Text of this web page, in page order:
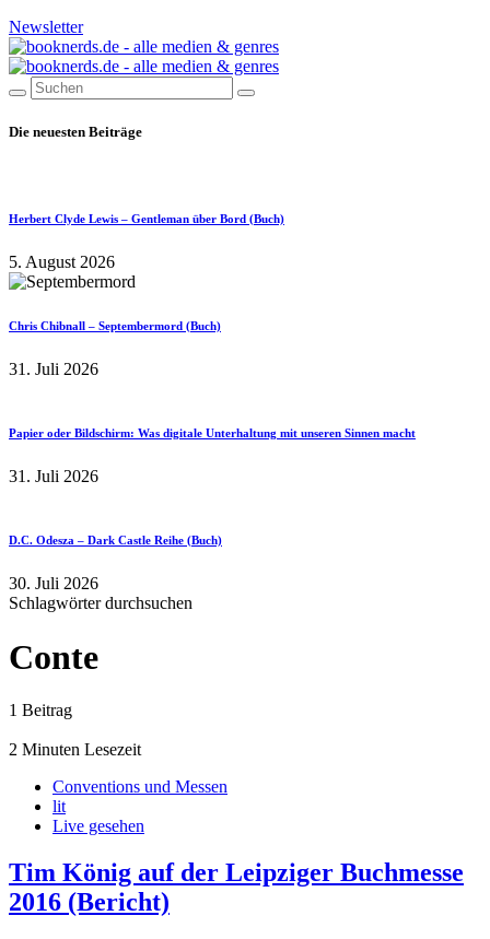
Newsletter
Die neuesten Beiträge
Herbert Clyde Lewis – Gentleman über Bord (Buch)
5. August 2026
Chris Chibnall – Septembermord (Buch)
31. Juli 2026
Papier oder Bildschirm: Was digitale Unterhaltung mit unseren Sinnen macht
31. Juli 2026
D.C. Odesza – Dark Castle Reihe (Buch)
30. Juli 2026
Schlagwörter durchsuchen
Conte
1 Beitrag
2 Minuten Lesezeit
Conventions und Messen
lit
Live gesehen
Tim König auf der Leipziger Buchmesse
2016 (Bericht)